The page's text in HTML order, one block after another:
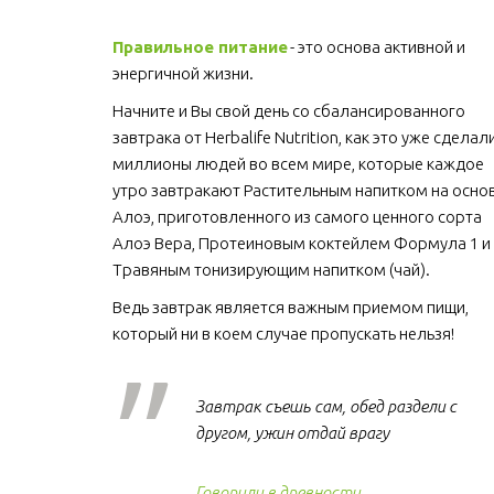
Правильное питание - это основа активной и
энергичной жизни.
Начните и Вы свой день со сбалансированного
завтрака от Herbalife Nutrition, как это уже
миллионы людей во всем мире, которые каждое
утро завтракают Растительным напитком на
Алоэ, приготовленного из самого ценного сорта
Алоэ Вера, Протеиновым коктейлем Формула 1 и
Травяным тонизирующим напитком (чай).
Ведь завтрак является важным приемом пищи,
который ни в коем случае пропускать нельзя!
Завтрак съешь сам, обед раздели с
другом, ужин отдай врагу